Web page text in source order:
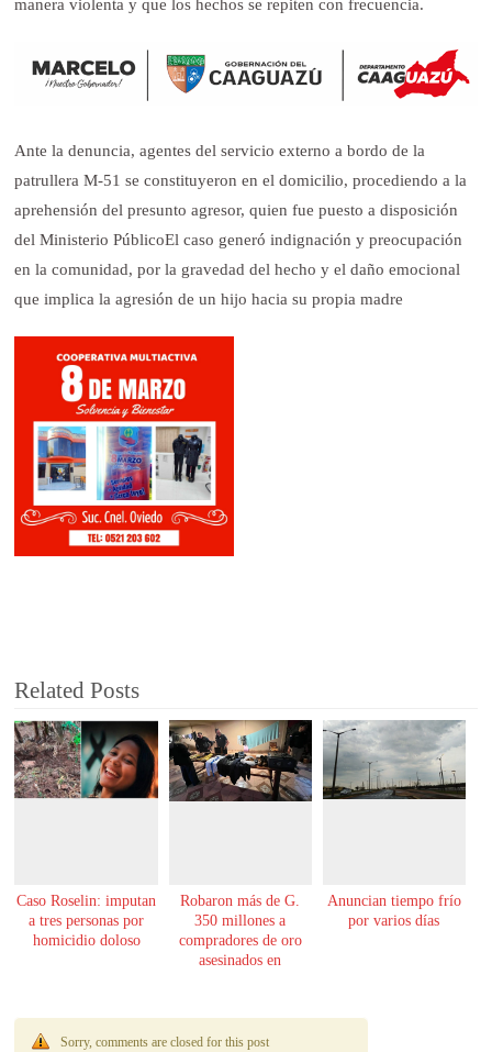
manera violenta y que los hechos se repiten con frecuencia.
Ante la denuncia, agentes del servicio externo a bordo de la
patrullera M-51 se constituyeron en el domicilio, procediendo a la
aprehensión del presunto agresor, quien fue puesto a disposición
del Ministerio PúblicoEl caso generó indignación y preocupación
en la comunidad, por la gravedad del hecho y el daño emocional
que implica la agresión de un hijo hacia su propia madre
Related Posts
Caso Roselin: imputan
a tres personas por
homicidio doloso
Robaron más de G.
350 millones a
compradores de oro
asesinados en
Anuncian tiempo frío
por varios días
Sorry, comments are closed for this post